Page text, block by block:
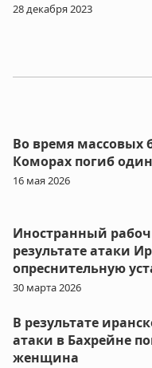
28 декабря 2023
Во время массовых
Коморах погиб
16 мая 2026
Иностранный
результате атаки
опреснительную
30 марта 2026
В результате
атаки в Бахрейне
женщина